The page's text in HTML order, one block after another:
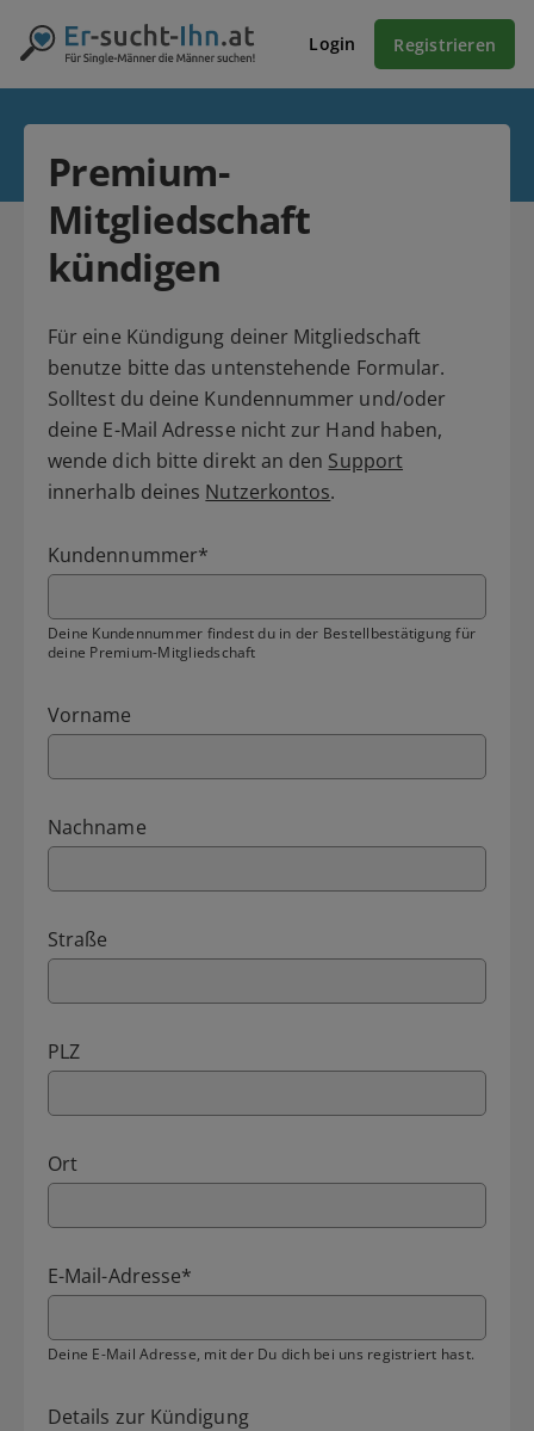
Login Registrieren
Premium-
Mitgliedschaft
kündigen
Für eine Kündigung deiner Mitgliedschaft
benutze bitte das untenstehende Formular.
Solltest du deine Kundennummer und/oder
deine E-Mail Adresse nicht zur Hand haben,
wende dich bitte direkt an den Support
innerhalb deines Nutzerkontos.
Kundennummer*
Deine Kundennummer findest du in der Bestellbestätigung für
deine Premium-Mitgliedschaft
Vorname
Nachname
Straße
PLZ
Ort
E-Mail-Adresse*
Deine E-Mail Adresse, mit der Du dich bei uns registriert hast.
Details zur Kündigung